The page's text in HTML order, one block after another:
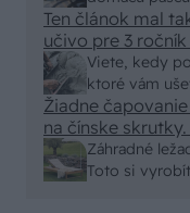
von
Viete, kedy
ktoré vám
Ten článok mal
učivo pre 3 ročník
alebo nejaka kniha z VŠ? Dnešné
malty - pevnosť
minut , k tomu
Záhradné
Toto si
Žiadne
na čínske
čo sa týka
remeselným